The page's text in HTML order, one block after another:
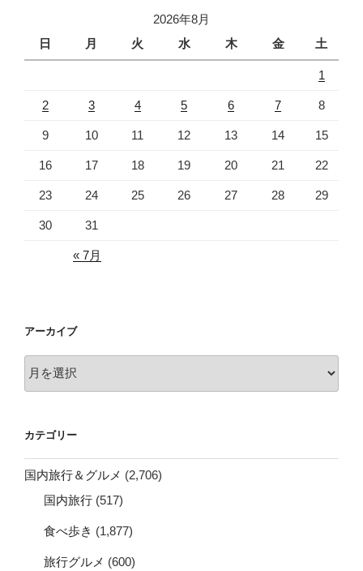
2026年8月
日
月 火 水 木 金 土
1
2 3 4 5 6 7 8
9 10 11 12 13 14 15
16 17 18 19 20 21 22
23 24 25 26 27 28 29
30 31
« 7月
アーカイブ
ー
ブ
カテゴリー
国内旅行＆グルメ (2,706)
国内旅行 (517)
食べ歩き (1,877)
旅行グルメ (600)